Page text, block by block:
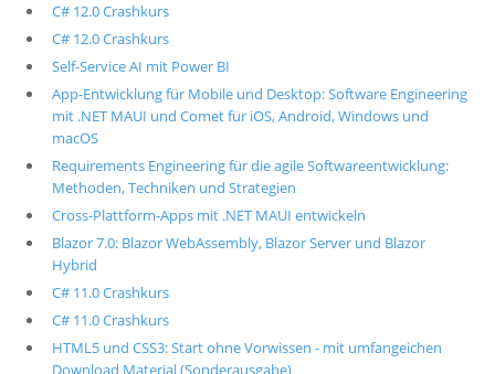
C# 12.0 Crashkurs
C# 12.0 Crashkurs
Self-Service AI mit Power BI
App-Entwicklung für Mobile und Desktop: Software Engineering
mit .NET MAUI und Comet für iOS, Android, Windows und
macOS
Requirements Engineering für die agile Softwareentwicklung:
Methoden, Techniken und Strategien
Cross-Plattform-Apps mit .NET MAUI entwickeln
Blazor 7.0: Blazor WebAssembly, Blazor Server und Blazor
Hybrid
C# 11.0 Crashkurs
C# 11.0 Crashkurs
HTML5 und CSS3: Start ohne Vorwissen - mit umfangeichen
Download Material (Sonderausgabe)